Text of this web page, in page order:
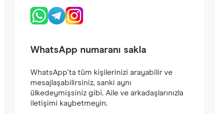
WhatsApp numaranı sakla
WhatsApp'ta tüm kişilerinizi arayabilir ve
mesajlaşabilirsiniz, sanki aynı
ülkedeymişsiniz gibi. Aile ve arkadaşlarınızla
iletişimi kaybetmeyin.